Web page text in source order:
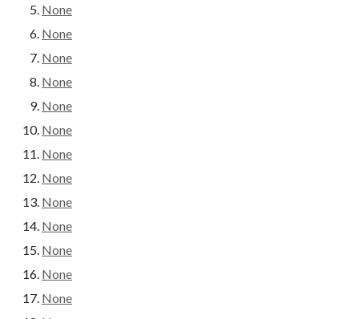
None
None
None
None
None
None
None
None
None
None
None
None
None